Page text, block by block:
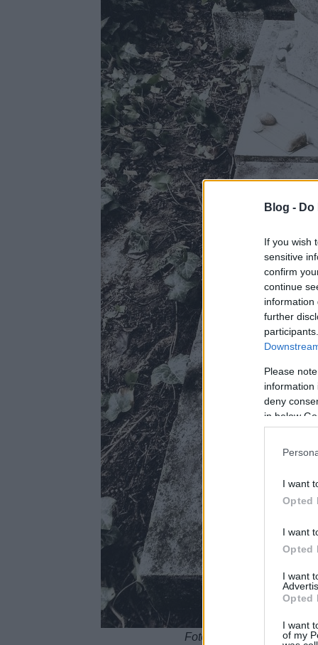
Blog -
If you wish
sensitive
confirm
continue
information
further
Please
information
deny
in below
I want
Opted
I want
Opted
I want
Opted
I want
of my
Fotó: Mai Manó és